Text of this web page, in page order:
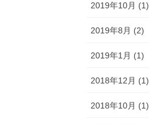
2019年10月 (1)
2019年8月 (2)
2019年1月 (1)
2018年12月 (1)
2018年10月 (1)